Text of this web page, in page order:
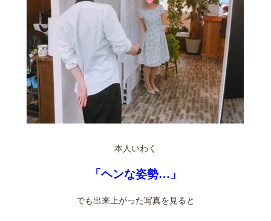
本人いわく
「ヘンな姿勢…」
でも出来上がった写真を見ると